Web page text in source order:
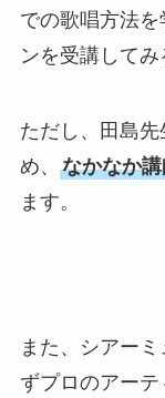
での歌唱方法
ンを受講してみ
ただし、田島
め、 なかなか
ます。
また、シアー
ずプロのアーテ